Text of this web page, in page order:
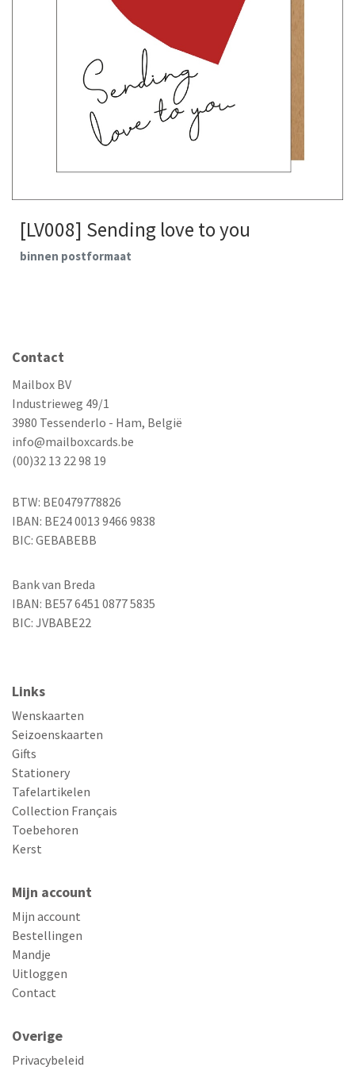
[LV008] Sending love to you
binnen postformaat
Contact
Mailbox BV
Industrieweg 49/1
3980 Tessenderlo - Ham, België
info@mailboxcards.be
(00)32 13 22 98 19
BTW: BE0479778826
IBAN: BE24 0013 9466 9838
BIC: GEBABEBB
Bank van Breda
IBAN: BE57 6451 0877 5835
BIC: JVBABE22
Links
Wenskaarten
Seizoenskaarten
Gifts
Stationery
Tafelartikelen
Collection Français
Toebehoren
Kerst
Mijn account
Mijn account
Bestellingen
Mandje
Uitloggen
Contact
Overige
Privacybeleid